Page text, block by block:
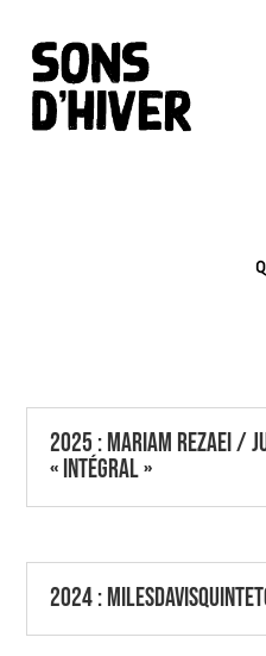
2025 : Mariam Rezaei /
« Intégral »
2024 :